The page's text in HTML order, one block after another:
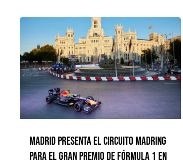
Madrid presenta el circuito MADRING
para el Gran Premio de Fórmula 1 en